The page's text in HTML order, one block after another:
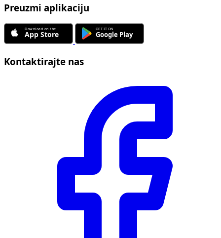
Preuzmi aplikaciju
Kontaktirajte nas